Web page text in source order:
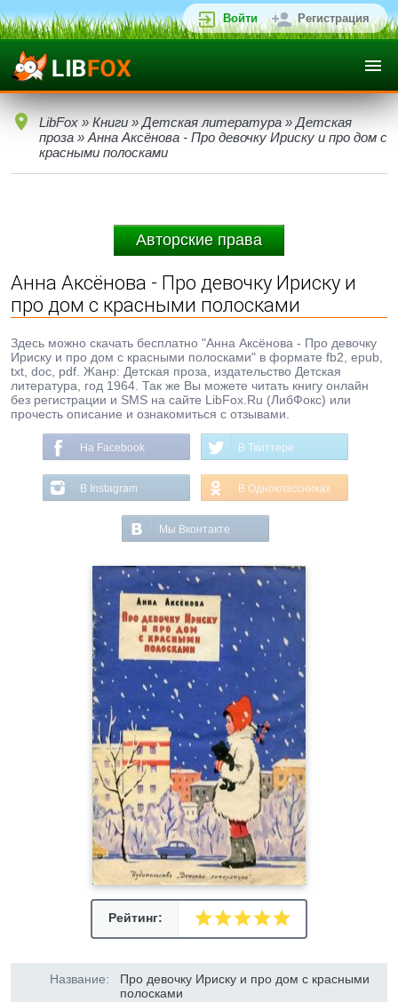
Войти Регистрация
LibFox » Книги » Детская литература » Детская
проза » Анна Аксёнова - Про девочку Ириску и про дом с
красными полосками
Авторские права
Анна Аксёнова - Про девочку Ириску и
про дом с красными полосками
Здесь можно скачать бесплатно "Анна Аксёнова - Про девочку
Ириску и про дом с красными полосками" в формате fb2, epub,
txt, doc, pdf. Жанр: Детская проза, издательство Детская
литература, год 1964. Так же Вы можете читать книгу онлайн
без регистрации и SMS на сайте LibFox.Ru (ЛибФокс) или
прочесть описание и ознакомиться с отзывами.
На Facebook В Твиттере
В Instagram В Одноклассниках
Мы Вконтакте
Рейтинг:
Название:
Про девочку Ириску и про дом с красными
полосками